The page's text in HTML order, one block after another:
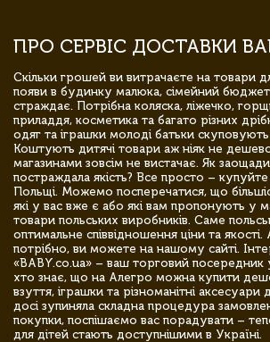
ПРО СЕРВІС ДОСТАВКИ
Скільки грошей ви витрачаєте на товари
появи в будинку малюка, сімейний бюджет
страждає. Потрібна коляска, ліжечко,
приладдя, косметика та багато різних
одяг та іграшки молоді батьки
Коштують дитячі товари аж ніяк не
магазинами зовсім не вистачає. Як
постраждала якість? Все просто –
Польщі. Можемо посперечатися, що
які у вас вже є або які вам пропонують у
товари польських виробників. Саме
оптимальне співвідношення ціни та
потрібно, ви можете на нашому сайті.
«BABY.co.ua» – ваш торговий посередник
хто знає, що на Алегро можна купити
взуття, іграшки та різноманітні аксесуари
досі зупиняла складна процедура
покупки, поспішаємо вас порадувати –
для дітей стають доступнішими в Україні.